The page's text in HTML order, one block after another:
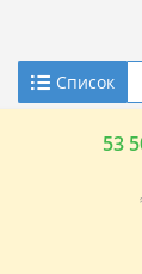
Список
53